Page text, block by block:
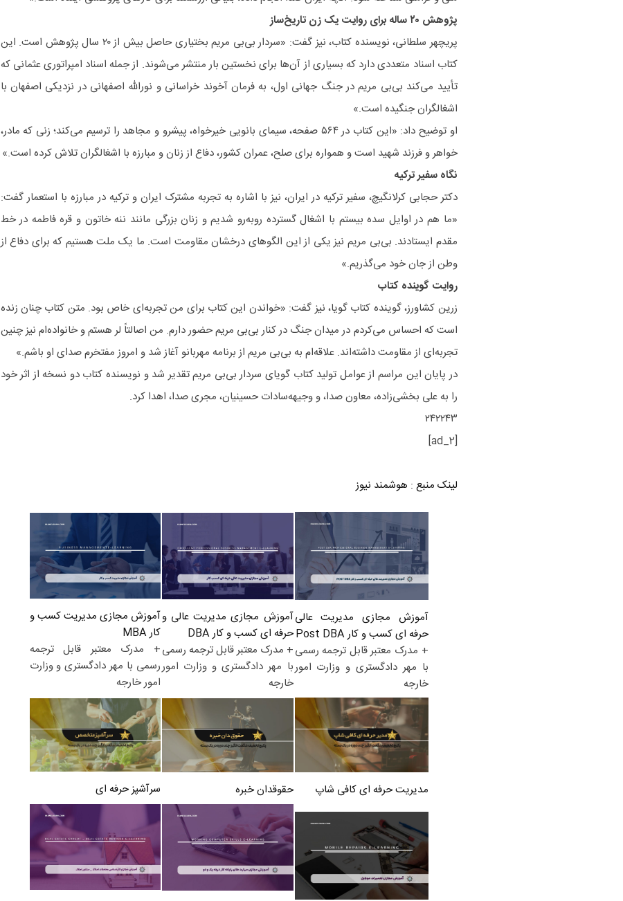
پژوهش ۲۰ ساله برای روایت یک زن تاریخ‌ساز
پریچهر سلطانی، نویسنده کتاب، نیز گفت: «سردار بی‌بی مریم بختیاری حاصل بیش از ۲۰ سال پژوهش است. این
کتاب اسناد متعددی دارد که بسیاری از آن‌ها برای نخستین بار منتشر می‌شوند. از جمله اسناد امپراتوری عثمانی که
تأیید می‌کند بی‌بی مریم در جنگ جهانی اول، به فرمان آخوند خراسانی و نورالله اصفهانی در نزدیکی اصفهان با
اشغالگران جنگیده است.»
او توضیح داد: «این کتاب در ۵۶۴ صفحه، سیمای بانویی خیرخواه، پیشرو و مجاهد را ترسیم می‌کند؛ زنی که مادر،
خواهر و فرزند شهید است و همواره برای صلح، عمران کشور، دفاع از زنان و مبارزه با اشغالگران تلاش کرده است.»
نگاه سفیر ترکیه
دکتر حجابی کرلانگیچ، سفیر ترکیه در ایران، نیز با اشاره به تجربه مشترک ایران و ترکیه در مبارزه با استعمار گفت:
«ما هم در اوایل سده بیستم با اشغال گسترده روبه‌رو شدیم و زنان بزرگی مانند ننه خاتون و قره فاطمه در خط
مقدم ایستادند. بی‌بی مریم نیز یکی از این الگوهای درخشان مقاومت است. ما یک ملت هستیم که برای دفاع از
وطن از جان خود می‌گذریم.»
روایت گوینده کتاب
زرین کشاورز، گوینده کتاب گویا، نیز گفت: «خواندن این کتاب برای من تجربه‌ای خاص بود. متن کتاب چنان زنده
است که احساس می‌کردم در میدان جنگ در کنار بی‌بی مریم حضور دارم. من اصالتاً لر هستم و خانواده‌ام نیز چنین
تجربه‌ای از مقاومت داشته‌اند. علاقه‌ام به بی‌بی مریم از برنامه مهربانو آغاز شد و امروز مفتخرم صدای او باشم.»
در پایان این مراسم از عوامل تولید کتاب گویای سردار بی‌بی مریم تقدیر شد و نویسنده کتاب دو نسخه از اثر خود
را به علی بخشی‌زاده، معاون صدا، و وجیهه‌سادات حسینیان، مجری صدا، اهدا کرد.
۲۴۲۲۴۳
[ad_2]
لینک منبع : هوشمند نیوز
آموزش مجازی مدیریت عالی
حرفه ای کسب و کار Post DBA
+ مدرک معتبر قابل ترجمه رسمی
با مهر دادگستری و وزارت امور
خارجه
آموزش مجازی مدیریت عالی و
حرفه ای کسب و کار DBA
+ مدرک معتبر قابل ترجمه رسمی
با مهر دادگستری و وزارت امور
خارجه
آموزش مجازی مدیریت کسب و
کار MBA
+ مدرک معتبر قابل ترجمه
رسمی با مهر دادگستری و وزارت
امور خارجه
مدیریت حرفه ای کافی شاپ حقوقدان خبره سرآشپز حرفه ای